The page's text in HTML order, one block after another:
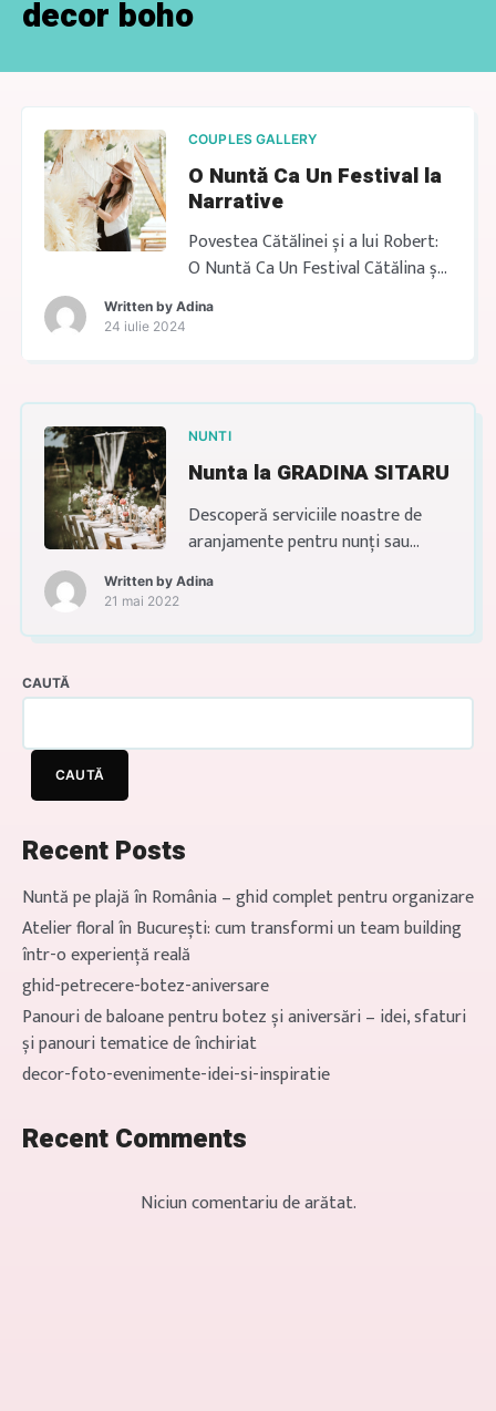
decor boho
COUPLES GALLERY
O Nuntă Ca Un Festival la
Narrative
Povestea Cătălinei și a lui Robert:
O Nuntă Ca Un Festival Cătălina și
Robert sunt genul de cuplu care
știu ce vor: bucurie reală, nu
spus din prima că nu își doresc o
nuntă clasică. Își doreau o zi care
Written by Adina
24 iulie 2024
NUNTI
Nunta la GRADINA SITARU
Descoperă serviciile noastre de
aranjamente pentru nunți sau
botezuri și lasă-ne să creăm un
decor de vis pentru tine!
invit sa te inspiri din cele mai
nuntile in aer liber. Iti prezint un
Written by Adina
21 mai 2022
CAUTĂ
CAUTĂ
Recent Posts
Nuntă pe plajă în România – ghid complet pentru organizare
Atelier floral în București: cum transformi un team building
într-o experiență reală
ghid-petrecere-botez-aniversare
Panouri de baloane pentru botez și aniversări – idei, sfaturi
și panouri tematice de închiriat
decor-foto-evenimente-idei-si-inspiratie
Recent Comments
Niciun comentariu de arătat.